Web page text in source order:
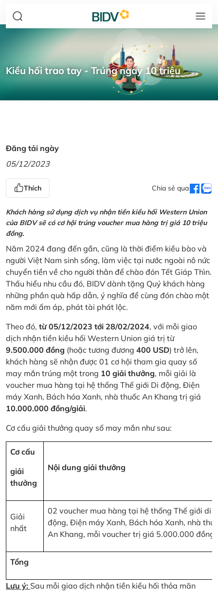
Kiều hối trao tay - Trúng ngay 10 triệu
Đăng tải ngày
05/12/2023
Thích Chia sẻ qua
Khách hàng sử dụng dịch vụ nhận tiền kiều hối Western Union
của BIDV sẽ có cơ hội trúng voucher mua hàng trị giá 10 triệu
đồng.
Năm 2024 đang đến gần, cũng là thời điểm kiều bào và
người Việt Nam sinh sống, làm việc tại nước ngoài nô nức
chuyển tiền về cho người thân để chào đón Tết Giáp Thìn.
Thấu hiểu nhu cầu đó, BIDV dành tặng Quý khách hàng
những phần quà hấp dẫn, ý nghĩa để cùng đón chào một
năm mới ấm áp, phát tài phát lộc.
Theo đó, từ 05/12/2023 tới 28/02/2024, với mỗi giao
dịch nhận tiền kiều hối Western Union giá trị từ
9.500.000 đồng (hoặc tương đương 400 USD) trở lên,
khách hàng sẽ nhận được 01 cơ hội tham gia quay số
may mắn trúng một trong 10 giải thưởng, mỗi giải là
voucher mua hàng tại hệ thống Thế giới Di động, Điện
máy Xanh, Bách hóa Xanh, nhà thuốc An Khang trị giá
10.000.000 đồng/giải.
Cơ cấu giải thưởng quay số may mắn như sau:
Cơ cấu
giải
thưởng
Nội dung giải thưởng
Giải
nhất
02 voucher mua hàng tại hệ thống Thế giới di
động, Điện máy Xanh, Bách hóa Xanh, nhà
An Khang, mỗi voucher trị giá 5.000.000 đồng
Tổng
Lưu ý: Sau mỗi giao dịch nhận tiền kiều hối thỏa mãn